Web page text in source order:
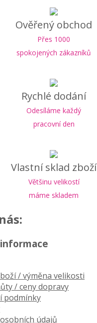
Ověřený obchod
Přes 1000
spokojených zákazníků
Rychlé dodání
Odesíláme každý
pracovní den
Vlastní sklad zboží
Většinu velikostí
máme skladem
/ výměna velikosti
/ ceny dopravy
podmínky
údajů